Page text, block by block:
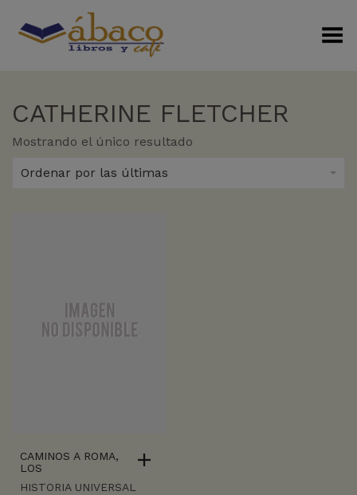
Menú Alterno
CATHERINE FLETCHER
Mostrando el único resultado
Ordenar por las últimas
CAMINOS A ROMA,
LOS
HISTORIA UNIVERSAL